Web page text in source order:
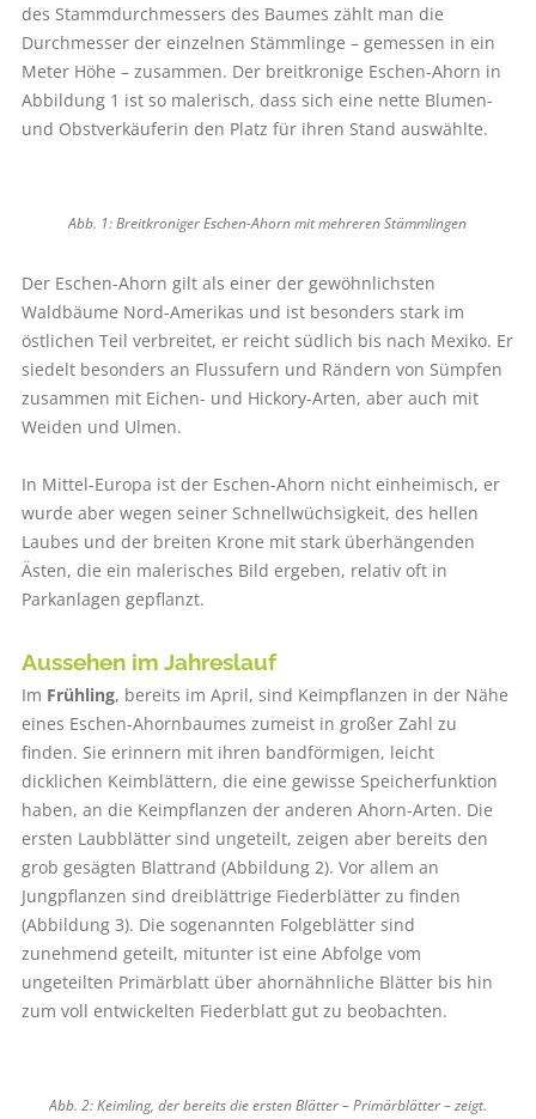
des Stammdurchmessers des Baumes zählt man die
Durchmesser der einzelnen Stämmlinge – gemessen in ein
Meter Höhe – zusammen. Der breitkronige Eschen-Ahorn in
Abbildung 1 ist so malerisch, dass sich eine nette Blumen-
und Obstverkäuferin den Platz für ihren Stand auswählte.
Abb. 1: Breitkroniger Eschen-Ahorn mit mehreren Stämmlingen
Der Eschen-Ahorn gilt als einer der gewöhnlichsten
Waldbäume Nord-Amerikas und ist besonders stark im
östlichen Teil verbreitet, er reicht südlich bis nach Mexiko. Er
siedelt besonders an Flussufern und Rändern von Sümpfen
zusammen mit Eichen- und Hickory-Arten, aber auch mit
Weiden und Ulmen.
In Mittel-Europa ist der Eschen-Ahorn nicht einheimisch, er
wurde aber wegen seiner Schnellwüchsigkeit, des hellen
Laubes und der breiten Krone mit stark überhängenden
Ästen, die ein malerisches Bild ergeben, relativ oft in
Parkanlagen gepflanzt.
Aussehen im Jahreslauf
Im Frühling, bereits im April, sind Keimpflanzen in der Nähe
eines Eschen-Ahornbaumes zumeist in großer Zahl zu
finden. Sie erinnern mit ihren bandförmigen, leicht
dicklichen Keimblättern, die eine gewisse Speicherfunktion
haben, an die Keim­pflanzen der anderen Ahorn-Arten. Die
ersten Laubblätter sind ungeteilt, zeigen aber bereits den
grob gesägten Blattrand (Abbildung 2). Vor allem an
Jungpflanzen sind dreiblättrige Fiederblätter zu finden
(Abbildung 3). Die sogenannten Folgeblätter sind
zunehmend geteilt, mitunter ist eine Abfolge vom
ungeteilten Primärblatt über ahornähnliche Blätter bis hin
zum voll entwickelten Fiederblatt gut zu beobachten.
Abb. 2: Keimling, der bereits die ersten ­Blätter – Primärblätter – zeigt.